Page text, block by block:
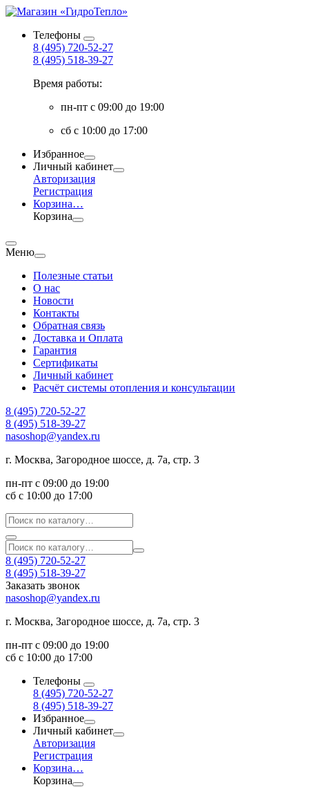
Телефоны
8 (495) 720-52-27
8 (495) 518-39-27
Время работы:
пн-пт с 09:00 до 19:00
сб с 10:00 до 17:00
Избранное
Личный кабинет
Авторизация
Регистрация
Корзина…
Корзина
Меню
Полезные статьи
О нас
Новости
Контакты
Обратная связь
Доставка и Оплата
Гарантия
Сертификаты
Личный кабинет
Расчёт системы отопления и консультации
8 (495) 720-52-27
8 (495) 518-39-27
nasoshop@yandex.ru
г. Москва, Загородное шоссе, д. 7а, стр. 3
пн-пт с 09:00 до 19:00
сб с 10:00 до 17:00
8 (495) 720-52-27
8 (495) 518-39-27
Заказать звонок
nasoshop@yandex.ru
г. Москва, Загородное шоссе, д. 7а, стр. 3
пн-пт с 09:00 до 19:00
сб с 10:00 до 17:00
Телефоны
8 (495) 720-52-27
8 (495) 518-39-27
Избранное
Личный кабинет
Авторизация
Регистрация
Корзина…
Корзина